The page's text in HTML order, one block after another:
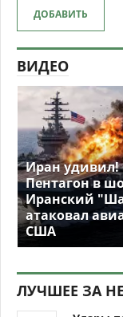
ДОБАВИТЬ
ВИДЕО
Иран удивил!
Пентагон в
Иранский
атаковал
США
ЛУЧШЕЕ ЗА